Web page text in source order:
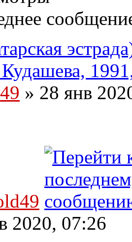
» 28 янв
2020, 07:26